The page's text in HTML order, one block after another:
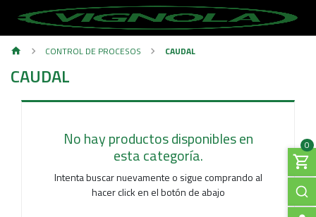
0
CONTROL DE PROCESOS CAUDAL
CAUDAL
No hay productos disponibles en
esta categoría.
Intenta buscar nuevamente o sigue comprando al
hacer click en el botón de abajo